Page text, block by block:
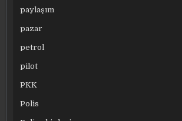
paylaşım
pazar
petrol
pilot
PKK
Polis